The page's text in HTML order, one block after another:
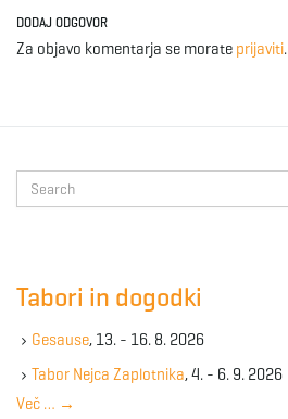
DODAJ ODGOVOR
Za objavo komentarja se morate prijaviti.
e
e
y
w
Tabori in dogodki
Gesause, 13. - 16. 8. 2026
Tabor Nejca Zaplotnika, 4. - 6. 9. 2026
Več … →